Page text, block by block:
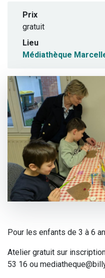
Prix
gratuit
Lieu
Médiathèque
Pour les enfants de 3 à 6
Atelier gratuit sur
53 16 ou